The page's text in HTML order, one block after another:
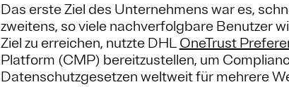
Das erste Ziel des Unternehmens war es,
zweitens, so viele nachverfolgbare Benutzer
Ziel zu erreichen, nutzte DHL OneTrust
Platform (CMP) bereitzustellen, um
Datenschutzgesetzen weltweit für mehrere